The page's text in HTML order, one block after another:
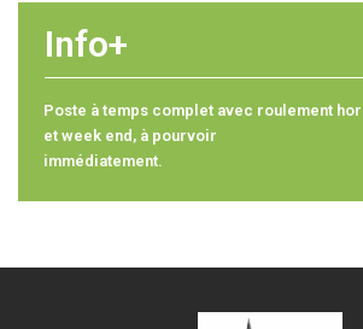
Info+
Poste à temps complet avec roulement
et week end, à pourvoir
immédiatement.